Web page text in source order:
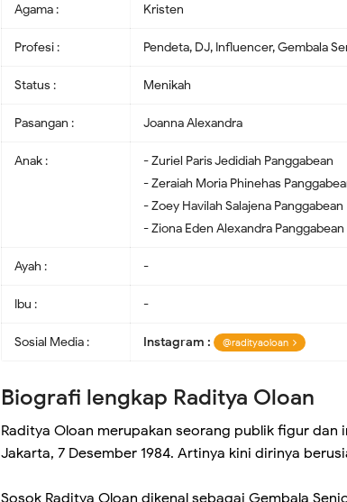
Agama : Kristen
Profesi : Pendeta, DJ, Influencer, Gembala
Status : Menikah
Pasangan : Joanna Alexandra
Anak :
- Zuriel Paris Jedidiah Panggabean
- Zeraiah Moria Phinehas
- Zoey Havilah Salajena Panggabean
- Ziona Eden Alexandra Panggabean
Ayah : -
Ibu : -
Sosial Media : Instagram : @radityaoloan
Biografi lengkap Raditya Oloan
Raditya Oloan merupakan seorang publik figur dan
Jakarta, 7 Desember 1984. Artinya kini dirinya